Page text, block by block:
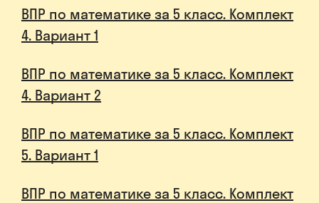
ВПР по математике за 5 класс. Комплект
4. Вариант 1
ВПР по математике за 5 класс. Комплект
4. Вариант 2
ВПР по математике за 5 класс. Комплект
5. Вариант 1
ВПР по математике за 5 класс. Комплект